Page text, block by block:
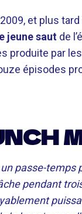
et plus tard
jeune saut de
produite par
épisodes
passe-temps
pendant